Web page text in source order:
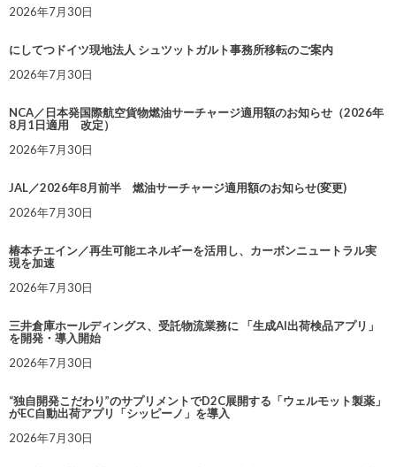
2026年7月30日
にしてつドイツ現地法人 シュツットガルト事務所移転のご案内
2026年7月30日
NCA／日本発国際航空貨物燃油サーチャージ適用額のお知らせ（2026年
8月1日適用 改定）
2026年7月30日
JAL／2026年8月前半 燃油サーチャージ適用額のお知らせ(変更)
2026年7月30日
椿本チエイン／再生可能エネルギーを活用し、カーボンニュートラル実
現を加速
2026年7月30日
三井倉庫ホールディングス、受託物流業務に 「生成AI出荷検品アプリ」
を開発・導入開始
2026年7月30日
“独自開発こだわり”のサプリメントでD2C展開する「ウェルモット製薬」
がEC自動出荷アプリ「シッピーノ」を導入
2026年7月30日